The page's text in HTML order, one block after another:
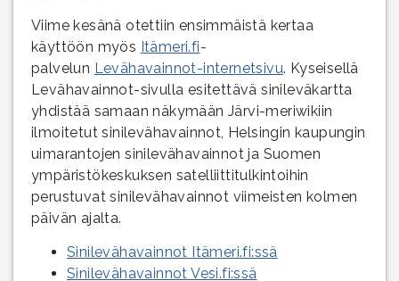
Viime kesänä otettiin ensimmäistä kertaa
käyttöön myös Itämeri.fi-
palvelun Levähavainnot-internetsivu. Kyseisellä
Levähavainnot-sivulla esitettävä sinileväkartta
yhdistää samaan näkymään Järvi-meriwikiin
ilmoitetut sinilevähavainnot, Helsingin kaupungin
uimarantojen sinilevähavainnot ja Suomen
ympäristökeskuksen satelliittitulkintoihin
perustuvat sinilevähavainnot viimeisten kolmen
päivän ajalta.
Sinilevähavainnot Itämeri.fi:ssä
Sinilevähavainnot Vesi.fi:ssä